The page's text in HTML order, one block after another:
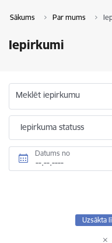
Sākums Par mums
Iepirkumi
Meklēt iepirkumu
Iepirkuma statuss
Datums no
Uzsākta